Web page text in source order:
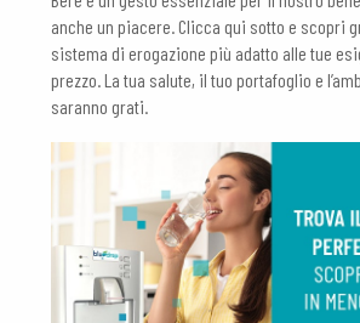
anche un piacere. Clicca qui sotto e scopri
sistema di erogazione più adatto alle tue
prezzo. La tua salute, il tuo portafoglio e
saranno grati.